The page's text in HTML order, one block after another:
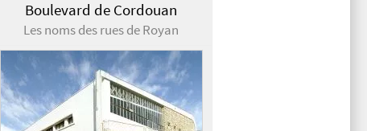
Boulevard de Cordouan
Les noms des rues de Royan